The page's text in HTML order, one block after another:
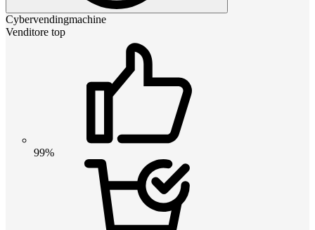
Cybervendingmachine
Venditore top
99%